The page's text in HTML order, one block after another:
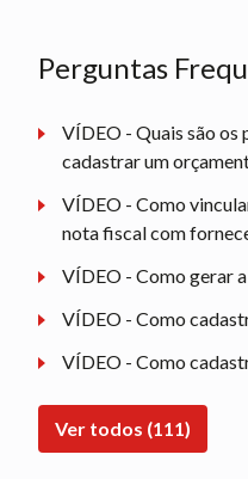
Perguntas
VÍDEO - Quais são os
cadastrar um
VÍDEO - Como
nota fiscal com
VÍDEO - Como gerar
VÍDEO - Como
VÍDEO - Como
Ver todos (111)